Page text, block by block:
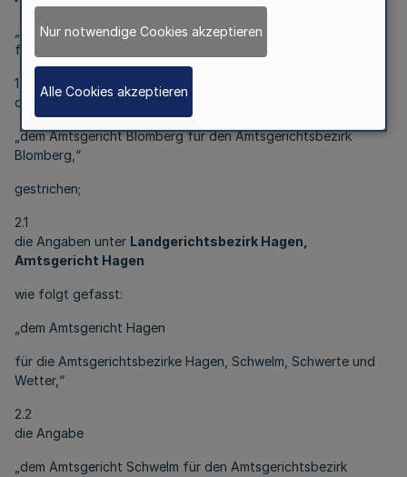
„dem Amtsgericht Lemgo
für die Amtsgerichtsbezirke Blomberg, Detmold und Lemgo,“
1.2
die Angabe
„dem Amtsgericht Blomberg für den Amtsgerichtsbezirk
Blomberg,“
gestrichen;
2.1
die Angaben unter Landgerichtsbezirk Hagen,
Amtsgericht Hagen
wie folgt gefasst:
„dem Amtsgericht Hagen
für die Amtsgerichtsbezirke Hagen, Schwelm, Schwerte und
Wetter,“
2.2
die Angabe
„dem Amtsgericht Schwelm für den Amtsgerichtsbezirk
Nur notwendige Cookies akzeptieren
Alle Cookies akzeptieren